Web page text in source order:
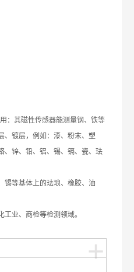
：其磁性传感器能测量钢、铁等
、镀层，例如：漆、粉末、塑
、锌、铅、铝、锡、镉、瓷、珐
锡等基体上的珐琅、橡胶、油
业、商检等检测领域。
+